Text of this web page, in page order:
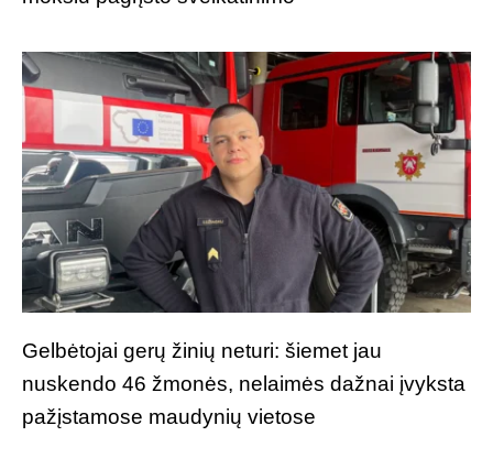
Gelbėtojai gerų žinių neturi: šiemet jau
nuskendo 46 žmonės, nelaimės dažnai įvyksta
pažįstamose maudynių vietose